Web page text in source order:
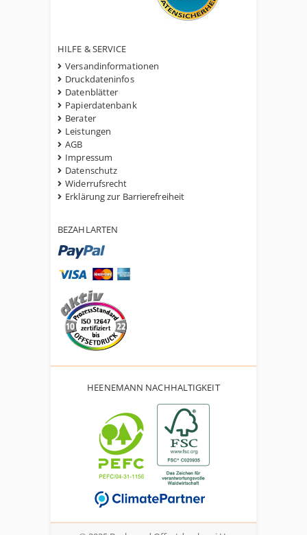
HILFE & SERVICE
Versandinformationen
Druckdateninfos
Datenblätter
Papierdatenbank
Berater
Leistungen
AGB
Impressum
Datenschutz
Widerrufsrecht
Erklärung zur Barrierefreiheit
BEZAHLARTEN
HEENEMANN NACHHALTIGKEIT